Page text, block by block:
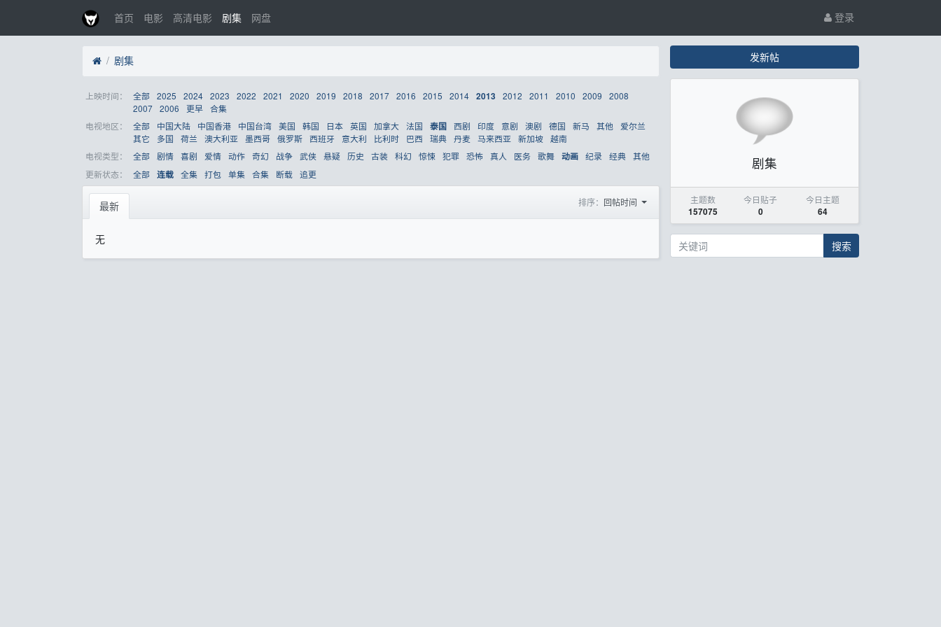
首页 电影 高清电影 剧集 网盘 登录
剧集
上映时间： 全部 2025 2024 2023 2022 2021 2020 2019 2018 2017 2016 2015 2014 2013 2012 2011 2010 2009
2008
2007 2006 更早 合集
电视地区：
全部 中国大陆 中国香港 中国台湾 美国 韩国 日本 英国 加拿大 法国 泰国 西剧 印度 意剧 澳剧 德国 新马 其他
爱尔兰
其它
多国 荷兰 澳大利亚 墨西哥 俄罗斯 西班牙 意大利 比利时 巴西 瑞典 丹麦 马来西亚 新加坡 越南
电视类型：
全部 剧情 喜剧 爱情 动作 奇幻 战争 武侠 悬疑 历史 古装 科幻 惊悚 犯罪 恐怖 真人 医务 歌舞 动画 纪录 经典 其他
更新状态：
全部 连载 全集 打包 单集 合集 断载 追更
最新 排序： 回帖时间
无
发新帖
剧集
主题数
157075
今日贴子
0
今日主题
64
搜索